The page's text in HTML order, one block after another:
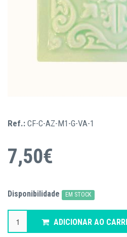
Ref.: CF-C-AZ-M1-G-VA-1
7,50€
Disponibilidade EM STOCK
ADICIONAR AO